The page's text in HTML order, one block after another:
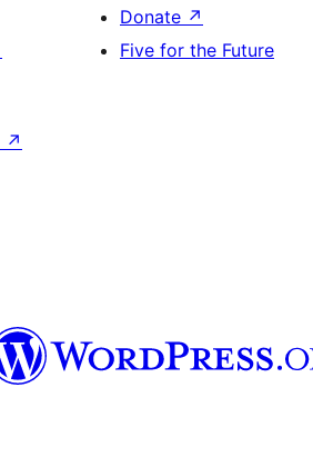
Donate ↗
Five for the Future
↗